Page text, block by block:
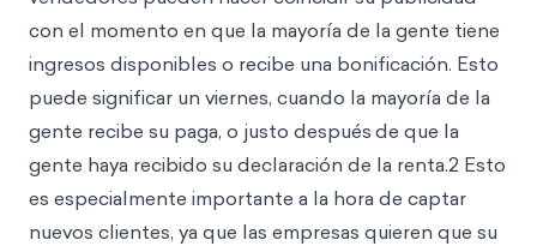
con el momento en que la mayoría de la gente tiene
ingresos disponibles o recibe una bonificación. Esto
puede significar un viernes, cuando la mayoría de la
gente recibe su paga, o justo despuésde que la
gente haya recibido su declaración de la renta.2 Esto
es especialmente importante a la hora de captar
nuevos clientes, ya que las empresas quieren que su